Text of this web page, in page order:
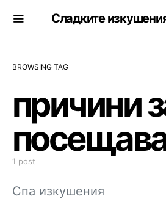
Сладките
BROWSING TAG
причини
1 post
Спа изкушения